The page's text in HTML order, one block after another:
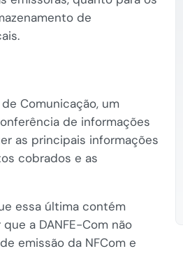
de
Comunicação, um
de informações
as principais informações
cobrados e as
essa última contém
a DANFE-Com não
emissão da NFCom e